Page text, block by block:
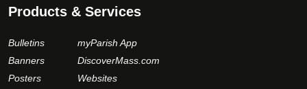
Products & Services
Bulletins
Banners
Posters
myParish App
DiscoverMass.com
Websites